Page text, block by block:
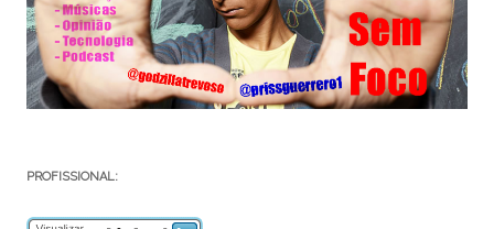
PROFISSIONAL: